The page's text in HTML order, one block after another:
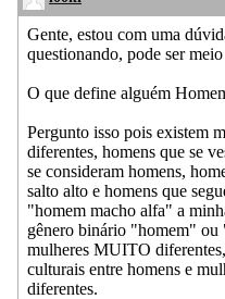
Gente, estou com uma
questionando, pode ser
O que define alguém
Pergunto isso pois existem
diferentes, homens que se
se consideram homens,
salto alto e homens que
"homem macho alfa" a
gênero binário "homem"
mulheres MUITO
culturais entre homens e
diferentes.